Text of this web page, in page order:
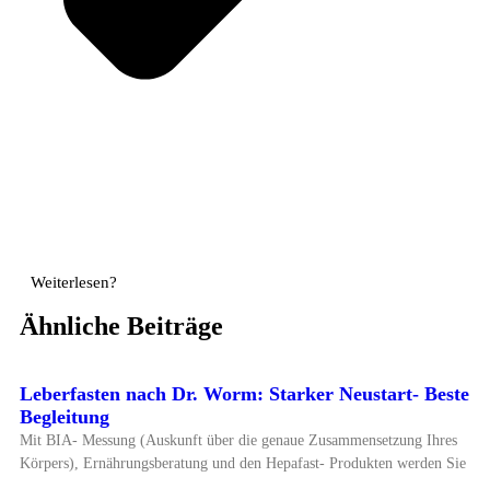
Weiterlesen?
Ähnliche Beiträge
Leberfasten nach Dr. Worm: Starker Neustart- Beste
Begleitung
Mit BIA- Messung (Auskunft über die genaue Zusammensetzung Ihres
Körpers), Ernährungsberatung und den Hepafast- Produkten werden Sie